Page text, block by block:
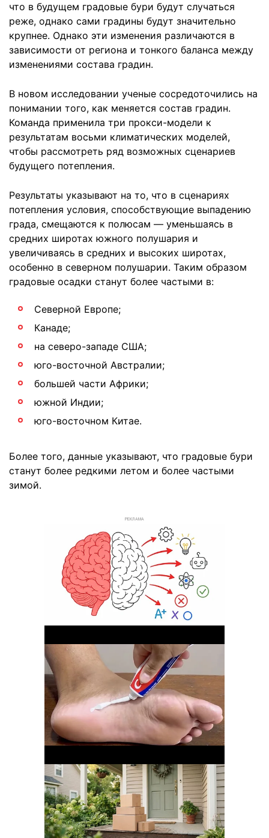
что в будущем градовые бури будут случаться
реже, однако сами градины будут значительно
крупнее. Однако эти изменения различаются в
зависимости от региона и тонкого баланса между
изменениями состава градин.
В новом исследовании ученые сосредоточились на
понимании того, как меняется состав градин.
Команда применила три прокси-модели к
результатам восьми климатических моделей,
чтобы рассмотреть ряд возможных сценариев
будущего потепления.
Результаты указывают на то, что в сценариях
потепления условия, способствующие выпадению
града, смещаются к полюсам — уменьшаясь в
средних широтах южного полушария и
увеличиваясь в средних и высоких широтах,
особенно в северном полушарии. Таким образом
градовые осадки станут более частыми в:
Северной Европе;
Канаде;
на северо-западе США;
юго-восточной Австралии;
большей части Африки;
южной Индии;
юго-восточном Китае.
Более того, данные указывают, что градовые бури
станут более редкими летом и более частыми
зимой.
РЕКЛАМА